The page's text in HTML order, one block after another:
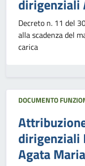
dirigenziali
Decreto n. 11 del
alla scadenza del
carica
DOCUMENTO
dirigenziali
Agata